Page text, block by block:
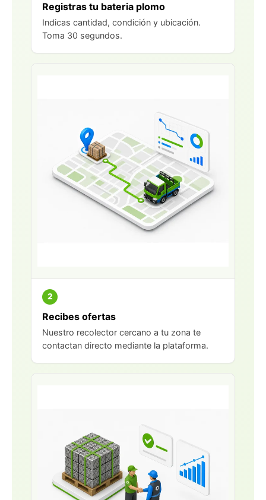
Registras tu bateria plomo
Indicas cantidad, condición y ubicación.
Toma 30 segundos.
2
Recibes ofertas
Nuestro recolector cercano a tu zona te
contactan directo mediante la plataforma.